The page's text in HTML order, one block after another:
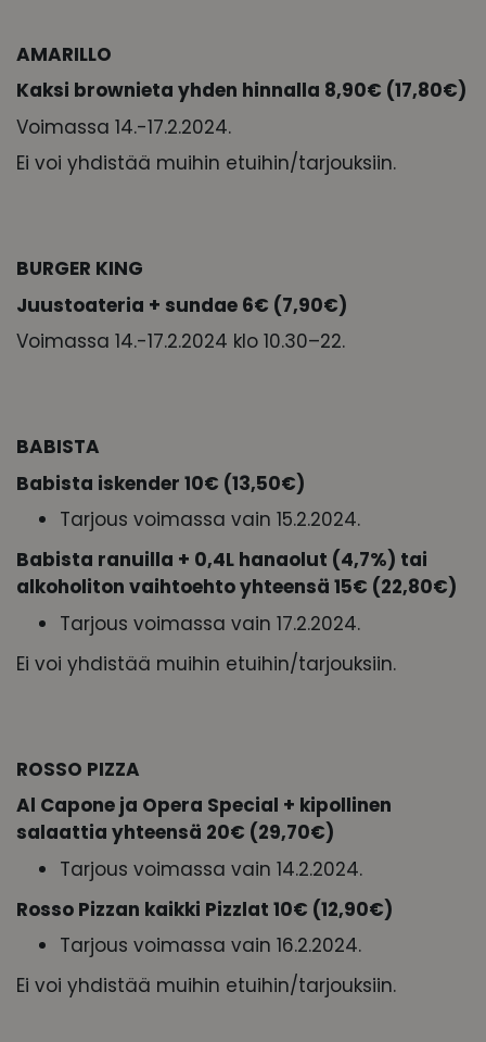
AMARILLO
Kaksi brownieta yhden hinnalla 8,90€ (17,80€)
Voimassa 14.-17.2.2024.
Ei voi yhdistää muihin etuihin/tarjouksiin.
BURGER KING
Juustoateria + sundae 6€ (7,90€)
Voimassa 14.-17.2.2024 klo 10.30–22.
BABISTA
Babista iskender 10€ (13,50€)
Tarjous voimassa vain 15.2.2024.
Babista ranuilla + 0,4L hanaolut (4,7%) tai
alkoholiton vaihtoehto yhteensä 15€ (22,80€)
Tarjous voimassa vain 17.2.2024.
Ei voi yhdistää muihin etuihin/tarjouksiin.
ROSSO PIZZA
Al Capone ja Opera Special + kipollinen
salaattia yhteensä 20€ (29,70€)
Tarjous voimassa vain 14.2.2024.
Rosso Pizzan kaikki Pizzlat 10€ (12,90€)
Tarjous voimassa vain 16.2.2024.
Ei voi yhdistää muihin etuihin/tarjouksiin.